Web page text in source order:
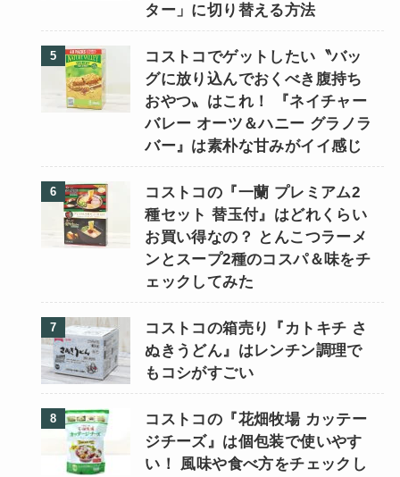
ター」に切り替える方法
コストコでゲットしたい〝バッ
グに放り込んでおくべき腹持ち
おやつ〟はこれ！ 『ネイチャー
バレー オーツ＆ハニー グラノラ
バー』は素朴な甘みがイイ感じ
コストコの『一蘭 プレミアム2
種セット 替玉付』はどれくらい
お買い得なの？ とんこつラーメ
ンとスープ2種のコスパ＆味をチ
ェックしてみた
コストコの箱売り『カトキチ さ
ぬきうどん』はレンチン調理で
もコシがすごい
コストコの『花畑牧場 カッテー
ジチーズ』は個包装で使いやす
い！ 風味や食べ方をチェックし